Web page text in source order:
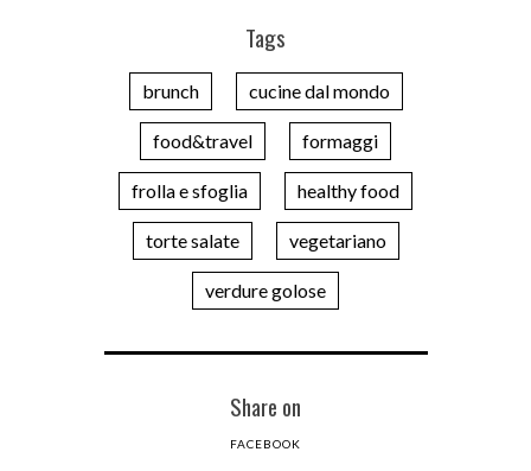
Tags
brunch cucine dal mondo
food&travel formaggi
frolla e sfoglia healthy food
torte salate vegetariano
verdure golose
Share on
FACEBOOK